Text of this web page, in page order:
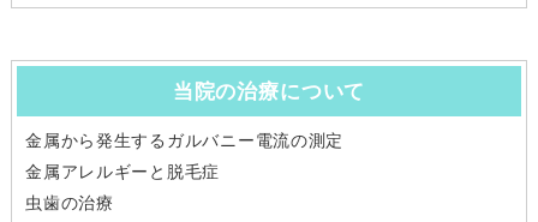
当院の治療について
金属から発生するガルバニー電流の測定
金属アレルギーと脱毛症
虫歯の治療